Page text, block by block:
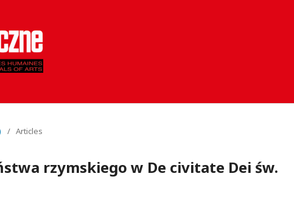
/ Articles
rzymskiego w De civitate Dei św.